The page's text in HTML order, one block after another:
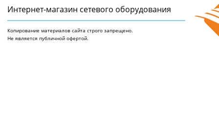
Интернет-магазин сетeвого оборудования
Копирование материалов сайта строго запрещено.
Не является публичной офертой.